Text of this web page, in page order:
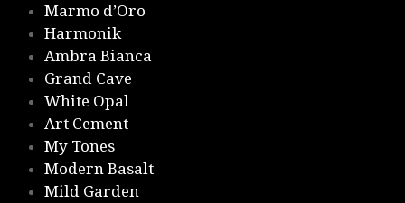
Marmo d’Oro
Harmonik
Ambra Bianca
Grand Cave
White Opal
Art Cement
My Tones
Modern Basalt
Mild Garden